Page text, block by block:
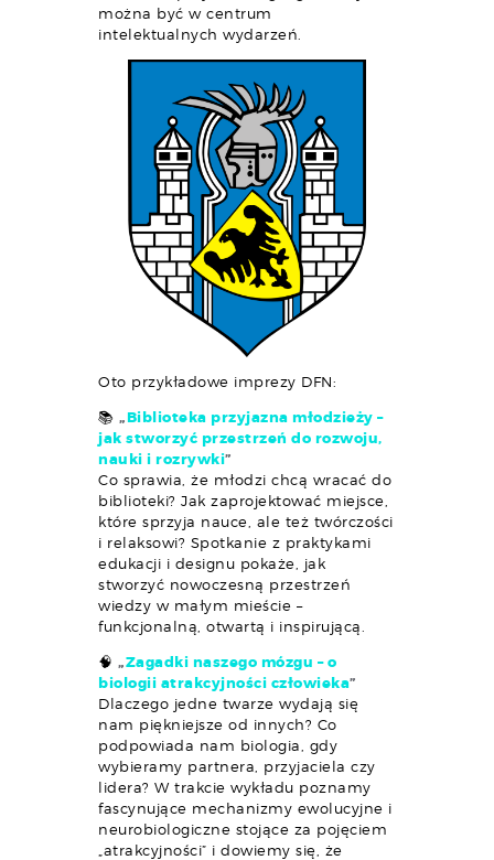
można być w centrum
intelektualnych wydarzeń.
Oto przykładowe imprezy DFN:
📚 „Biblioteka przyjazna młodzieży –
jak stworzyć przestrzeń do rozwoju,
nauki i rozrywki”
Co sprawia, że młodzi chcą wracać do
biblioteki? Jak zaprojektować miejsce,
które sprzyja nauce, ale też twórczości
i relaksowi? Spotkanie z praktykami
edukacji i designu pokaże, jak
stworzyć nowoczesną przestrzeń
wiedzy w małym mieście –
funkcjonalną, otwartą i inspirującą.
🧠 „Zagadki naszego mózgu – o
biologii atrakcyjności człowieka”
Dlaczego jedne twarze wydają się
nam piękniejsze od innych? Co
podpowiada nam biologia, gdy
wybieramy partnera, przyjaciela czy
lidera? W trakcie wykładu poznamy
fascynujące mechanizmy ewolucyjne i
neurobiologiczne stojące za pojęciem
„atrakcyjności” i dowiemy się, że